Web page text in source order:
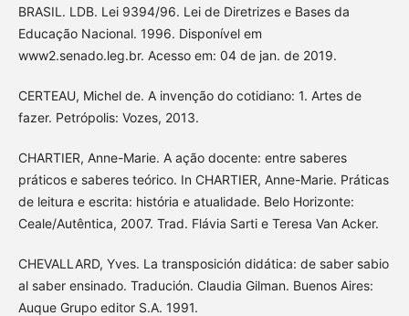
BRASIL. LDB. Lei 9394/96. Lei de Diretrizes e Bases da
Educação Nacional. 1996. Disponível em
www2.senado.leg.br. Acesso em: 04 de jan. de 2019.
CERTEAU, Michel de. A invenção do cotidiano: 1. Artes de
fazer. Petrópolis: Vozes, 2013.
CHARTIER, Anne-Marie. A ação docente: entre saberes
práticos e saberes teórico. In CHARTIER, Anne-Marie. Práticas
de leitura e escrita: história e atualidade. Belo Horizonte:
Ceale/Autêntica, 2007. Trad. Flávia Sarti e Teresa Van Acker.
CHEVALLARD, Yves. La transposición didática: de saber sabio
al saber ensinado. Tradución. Claudia Gilman. Buenos Aires:
Auque Grupo editor S.A. 1991.